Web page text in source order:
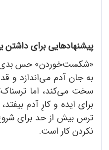
پیشنهادهایی برای
«شکست‌خوردن» حس
به جان آدم می‌اندازد و
سخت می‌کند، اما
برای ایده و کارِ آدم
ترس بیش از حد برای
نکردن کار است.